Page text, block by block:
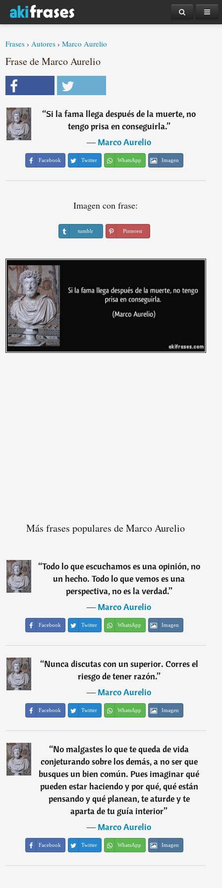
Frases ›Autores ›Marco Aurelio
Frase de Marco Aurelio
“Si la fama llega después de la muerte, no
tengo prisa en conseguirla.”
―Marco Aurelio
Facebook Twitter WhatsApp Imagen
Imagen con frase:
tumblr Pinterest
Más frases populares de Marco Aurelio
“Todo lo que escuchamos es una opinión, no
un hecho. Todo lo que vemos es una
perspectiva, no es la verdad.”
―Marco Aurelio
Facebook Twitter WhatsApp Imagen
“Nunca discutas con un superior. Corres el
riesgo de tener razón.”
―Marco Aurelio
Facebook Twitter WhatsApp Imagen
“No malgastes lo que te queda de vida
conjeturando sobre los demás, a no ser que
busques un bien común. Pues imaginar qué
pueden estar haciendo y por qué, qué están
pensando y qué planean, te aturde y te
aparta de tu guía interior”
―Marco Aurelio
Facebook Twitter WhatsApp Imagen